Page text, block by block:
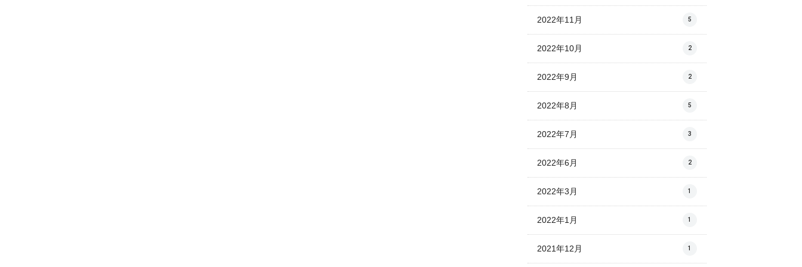
2022年11月 5
2022年10月 2
2022年9月 2
2022年8月 5
2022年7月 3
2022年6月 2
2022年3月 1
2022年1月 1
2021年12月 1